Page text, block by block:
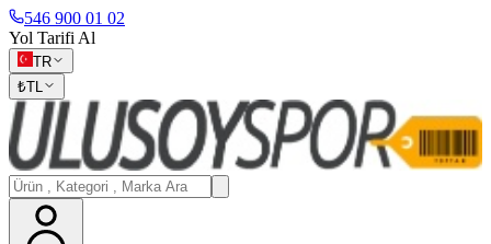
546 900 01 02
Yol Tarifi Al
TR
₺TL